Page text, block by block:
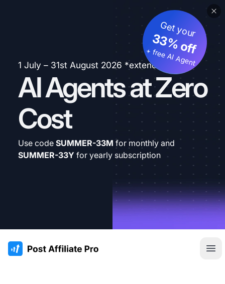
1 July – 31st August 2026 *extended
AI Agents at Zero
Cost
Get your
33% off
+ free AI Agent
Use code SUMMER-33M for monthly and
SUMMER-33Y for yearly subscription
:site.title